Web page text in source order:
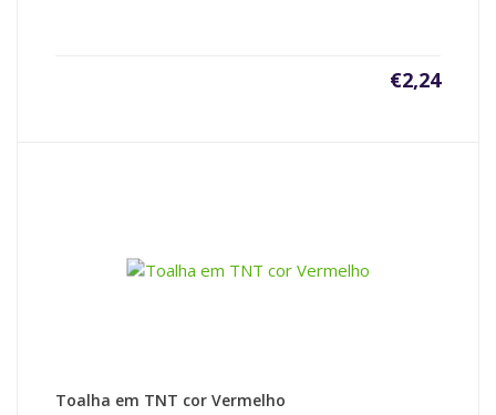
€2,24
Toalha em TNT cor Vermelho